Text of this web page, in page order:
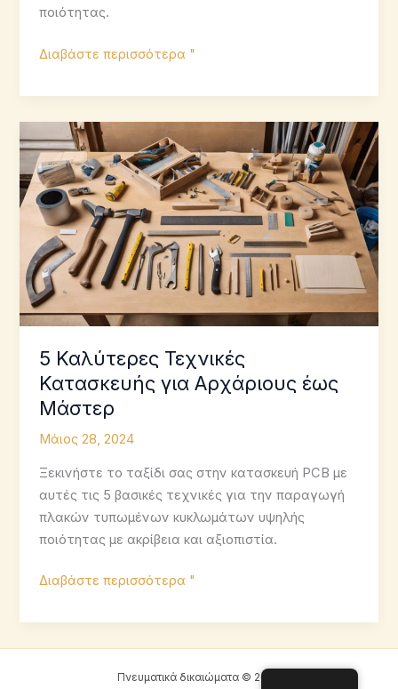
ποιότητας.
Ποια
η
τυπική
ροή
διαδικασίας
κατασκευής
υπολογιστή;
Διαβάστε περισσότερα "
5 Καλύτερες Τεχνικές
Κατασκευής για Αρχάριους έως
Μάστερ
Μάιος 28, 2024
Ξεκινήστε το ταξίδι σας στην κατασκευή PCB με
αυτές τις 5 βασικές τεχνικές για την παραγωγή
πλακών τυπωμένων κυκλωμάτων υψηλής
ποιότητας με ακρίβεια και αξιοπιστία.
5
Τεχνικές
Κατασκευής
Διαβάστε περισσότερα "
Πνευματικά δικαιώματα © 2026